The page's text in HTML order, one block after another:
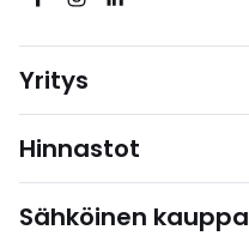
Yritys
Hinnastot
Sähköinen kauppa